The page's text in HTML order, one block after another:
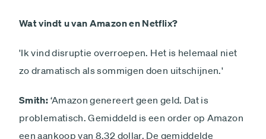
Wat vindt u van Amazon en ­Netflix?
'Ik vind disruptie overroepen. Het is helemaal niet
zo dramatisch als sommigen doen uitschijnen.'
Smith: ‘Amazon genereert geen geld. Dat is
problematisch. Gemiddeld is een order op Amazon
een aankoop van 8,32 dollar. De gemiddelde